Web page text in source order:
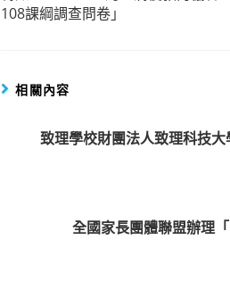
articles
108課綱調查問卷」
相關內容
致理學校財團法人致理科技
全國家長團體聯盟辦理